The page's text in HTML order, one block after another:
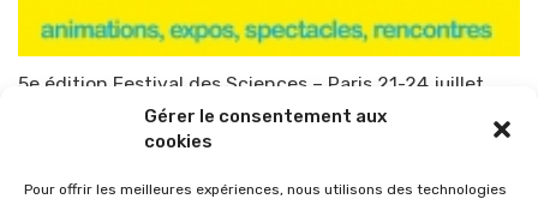
Gérer le consentement aux
cookies
Pour offrir les meilleures expériences, nous utilisons des technologies
5e édition Festival des Sciences – Paris 21-24 juillet
TOP-PARENTS 25 mai 2010